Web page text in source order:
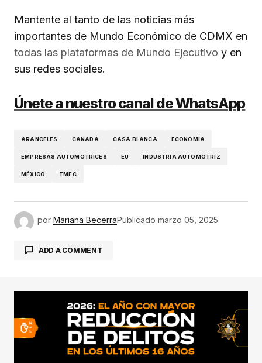
Mantente al tanto de las noticias más
importantes de Mundo Económico de CDMX en
todas las plataformas de Mundo Ejecutivo y en
sus redes sociales.
Únete a nuestro canal de WhatsApp
ARANCELES CANADÁ CASA BLANCA ECONOMÍA
EMPRESAS AUTOMOTRICES EU INDUSTRIA AUTOMOTRIZ
MÉXICO TMEC
por Mariana BecerraPublicado marzo 05, 2025
ADD A COMMENT
conectado